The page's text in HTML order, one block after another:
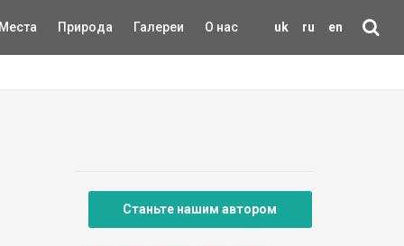
uk ru en
Места Природа Галереи О нас
Станьте нашим автором